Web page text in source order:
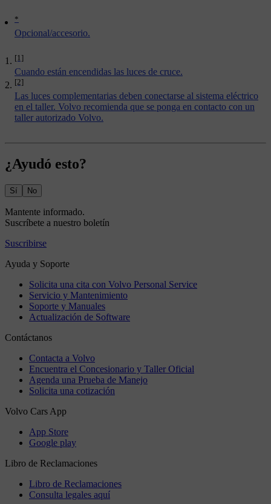
*
Opcional/accesorio.
[1]
Cuando están encendidas las luces de cruce.
[2]
Las luces complementarias deben conectarse al sistema eléctrico
en el taller. Volvo recomienda que se ponga en contacto con un
taller autorizado Volvo.
¿Ayudó esto?
Sí No